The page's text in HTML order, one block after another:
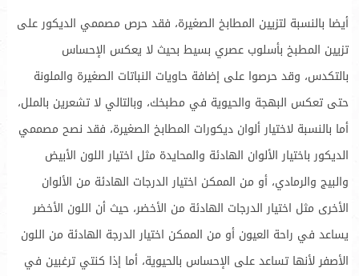
أيضا بالنسبة لتزيين المطابخ الصغيرة، فقد حرص مصممي الديكور على
تزيين المطبخ بأسلوب عصري بسيط بحيث لا يعكس الإحساس
بالتكدس، وقد حرصوا على إضافة حاويات النباتات الصغيرة والملونة
حتى تعكس البهجة والحيوية في مطبخك، وبالتالي لا تشعرين بالملل،
أما بالنسبة لاختيار ألوان ديكورات المطابخ الصغيرة، فقد نصح مصممي
الديكور باختيار الألوان الهادئة والمحايدة مثل اختيار اللون الأبيض
والبيج والرمادي، أو من الممكن اختيار الدرجات الهادئة من الألوان
الأخرى مثل اختيار الدرجات الهادئة من الأخضر، حيث أن اللون الأخضر
يساعد في راحة العيون أو من الممكن اختيار الدرجة الهادئة من اللون
الأصفر لأنها تساعد على الإحساس بالحيوية، أما إذا كنتي ترغبين في